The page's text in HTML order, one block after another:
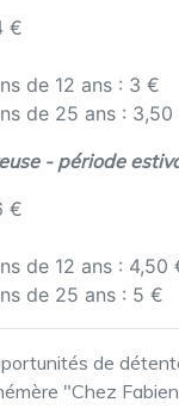
€
de 12 ans : 3 €
de 25 ans : 3,50
- période
€
de 12 ans : 4,50
de 25 ans : 5 €
de
"Chez